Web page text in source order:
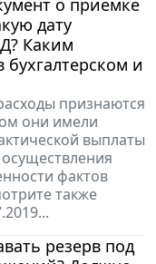
о приемке
дату
Каким
и
признаются
они имели
выплаты
фактов
также
резерв под